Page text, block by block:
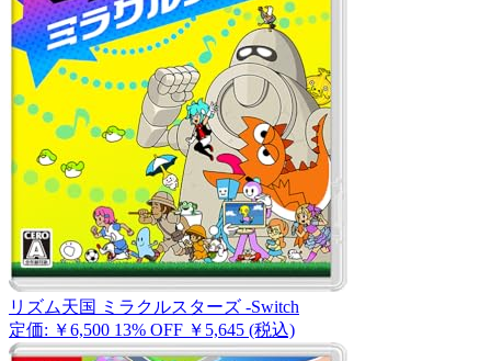
リズム天国 ミラクルスターズ -Switch
定価: ￥6,500 13% OFF ￥5,645 (税込)